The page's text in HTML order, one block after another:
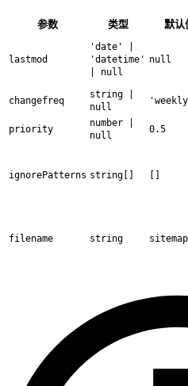
参数 类型 默认
lastmod
'date' |
'datetime'
| null
null
changefreq
string |
null
priority
number |
null
0.5
ignorePatterns string[] []
filename string